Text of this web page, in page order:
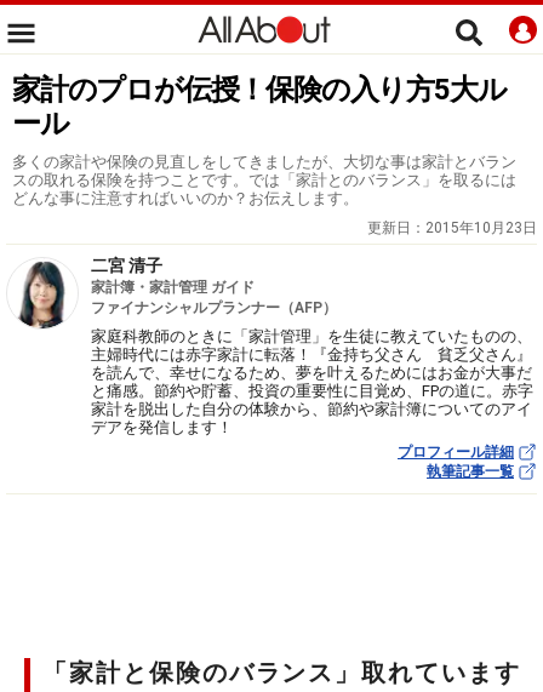
家計のプロが伝授！保険の入り方5大ル
ール
多くの家計や保険の見直しをしてきましたが、大切な事は家計とバラン
スの取れる保険を持つことです。では「家計とのバランス」を取るには
どんな事に注意すればいいのか？お伝えします。
更新日： 2015年10月23日
二宮 清子
家計簿・家計管理 ガイド
ファイナンシャルプランナー（AFP）
家庭科教師のときに「家計管理」を生徒に教えていたものの、
主婦時代には赤字家計に転落！『金持ち父さん 貧乏父さん』
を読んで、幸せになるため、夢を叶えるためにはお金が大事だ
と痛感。節約や貯蓄、投資の重要性に目覚め、FPの道に。赤字
家計を脱出した自分の体験から、節約や家計簿についてのアイ
デアを発信します！
プロフィール詳細
執筆記事一覧
「家計と保険のバランス」取れています